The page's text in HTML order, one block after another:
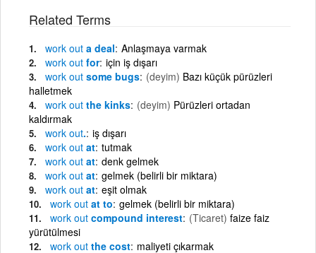
Related Terms
work out a deal Anlaşmaya varmak
work out for için iş dışarı
work out some bugs (deyim) Bazı küçük pürüzleri
halletmek
work out the kinks (deyim) Pürüzleri ortadan
kaldırmak
work out. iş dışarı
work out at tutmak
work out at denk gelmek
work out at gelmek (belirli bir miktara)
work out at eşit olmak
work out at to gelmek (belirli bir miktara)
work out compound interest (Ticaret) faize faiz
yürütülmesi
work out the cost maliyeti çıkarmak